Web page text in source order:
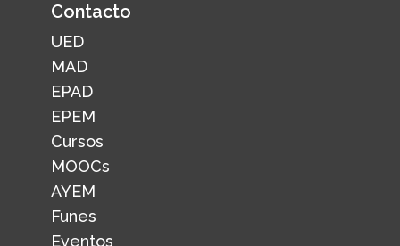
Contacto
UED
MAD
EPAD
EPEM
Cursos
MOOCs
AYEM
Funes
Eventos